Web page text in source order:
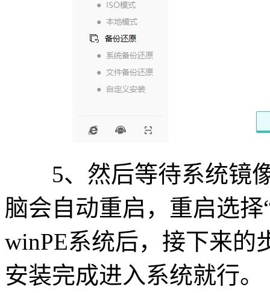
5、然后等待系统镜像
脑会自动重启，重启选择
winPE系统后，接下来的
安装完成进入系统就行。